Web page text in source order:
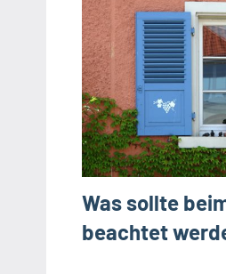
Was sollte
beachtet